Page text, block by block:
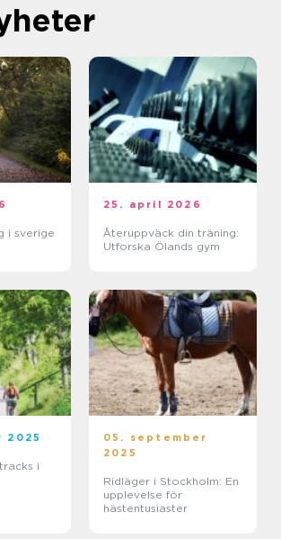
i sverige
25. april 2026
Återuppväck din träning:
Utforska Ölands gym
2025
i
05. september
2025
Ridläger i Stockholm: En
upplevelse för
hästentusiaster